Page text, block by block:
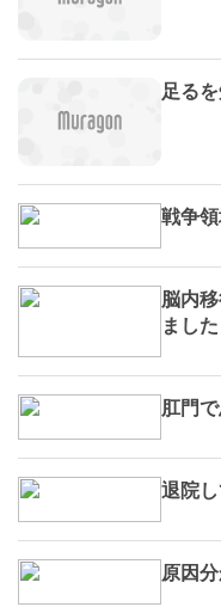
足る
戦争
脳内
ました
肛門
退院
原因